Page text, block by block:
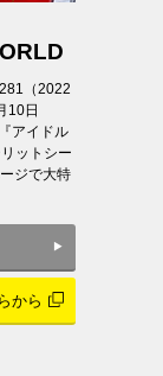
（2022
10日
アイドル
ットシー
ジで大特
から